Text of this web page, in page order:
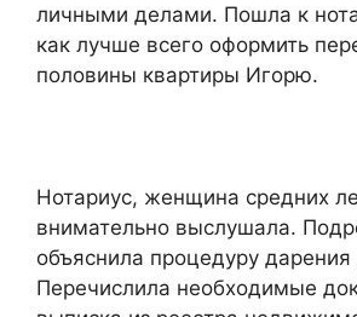
личными делами. Пошла к
как лучше всего оформить
половины квартиры Игорю.
Нотариус, женщина средних
внимательно выслушала.
объяснила процедуру дарения
Перечислила необходимые